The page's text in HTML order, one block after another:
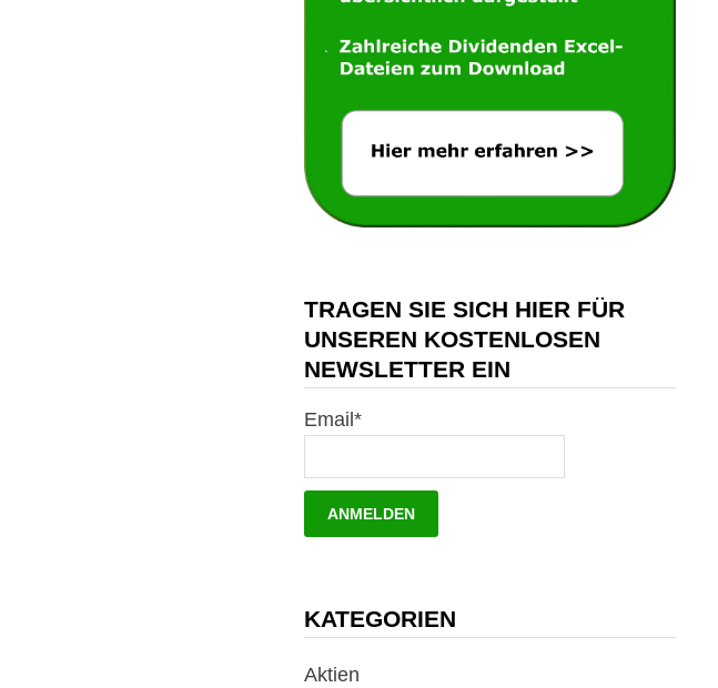
TRAGEN SIE SICH HIER FÜR
UNSEREN KOSTENLOSEN
NEWSLETTER EIN
Email*
KATEGORIEN
Aktien